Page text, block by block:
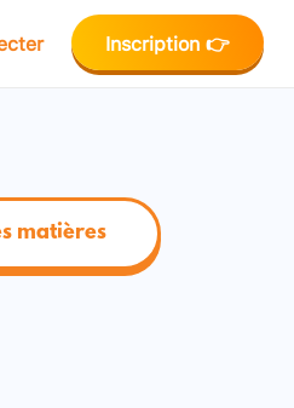
Inscription 👉
matières